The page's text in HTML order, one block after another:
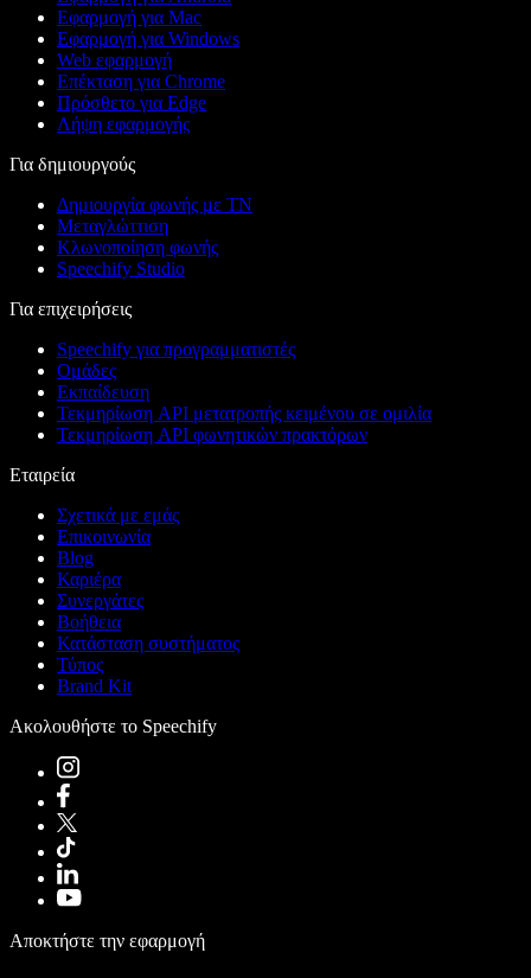
Εφαρμογή για Mac
Εφαρμογή για Windows
Web εφαρμογή
Επέκταση για Chrome
Πρόσθετο για Edge
Λήψη εφαρμογής
Για δημιουργούς
Δημιουργία φωνής με ΤΝ
Μεταγλώττιση
Κλωνοποίηση φωνής
Speechify Studio
Για επιχειρήσεις
Speechify για προγραμματιστές
Ομάδες
Εκπαίδευση
Τεκμηρίωση API μετατροπής κειμένου σε ομιλία
Τεκμηρίωση API φωνητικών πρακτόρων
Εταιρεία
Σχετικά με εμάς
Επικοινωνία
Blog
Καριέρα
Συνεργάτες
Βοήθεια
Κατάσταση συστήματος
Τύπος
Brand Kit
Ακολουθήστε το Speechify
Αποκτήστε την εφαρμογή